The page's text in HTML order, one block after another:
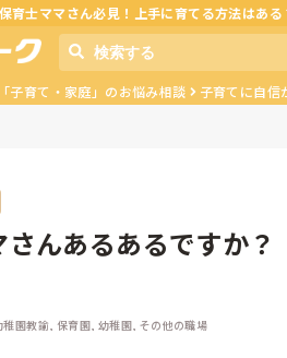
育士ママさん必見！上手に育てる方法はある
「子育て・家庭」のお悩み相談 子育てに自信
んあるあるですか？
園教諭, 保育園, 幼稚園, その他の職場